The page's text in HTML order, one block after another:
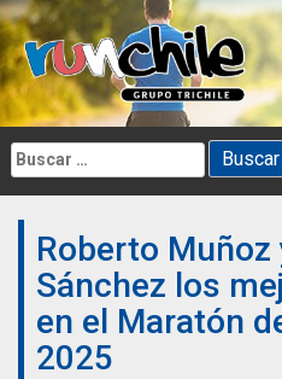
Skip
to
content
Buscar:
Roberto Muñoz
Sánchez los
en el Maratón
2025